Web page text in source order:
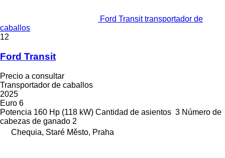
Ford Transit transportador de
caballos
12
Ford Transit
Precio a consultar
Transportador de caballos
2025
Euro 6
Potencia 160 Hp (118 kW) Cantidad de asientos 3 Número de
cabezas de ganado 2
Chequia, Staré Město, Praha